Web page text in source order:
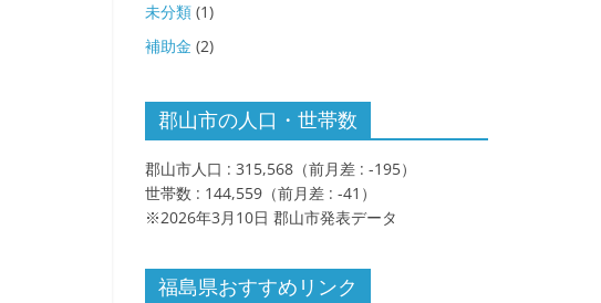
未分類 (1)
補助金 (2)
郡山市の人口・世帯数
郡山市人口 : 315,568（前月差 : -195）
世帯数 : 144,559（前月差 : -41）
※2026年3月10日 郡山市発表データ
福島県おすすめリンク